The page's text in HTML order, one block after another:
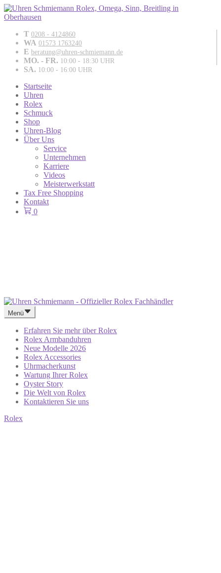
T 0208 - 4124860
WA 01573 1763240
E beratung@uhren-schmiemann.de
MO. - FR. 10:00 - 18:30 UHR
SA. 10:00 - 16:00 UHR
Startseite
Uhren
Rolex
Schmuck
Shop
Uhren-Blog
Über Uns
Service
Unternehmen
Karriere
Videos
Meisterwerkstatt
Tax Free Shopping
Kontakt
0
Menü
Erfahren Sie mehr über Rolex
Rolex Armbanduhren
Neue Modelle 2026
Rolex Accessories
Uhrmacherkunst
Wartung Ihrer Rolex
Oyster Story
Die Welt von Rolex
Kontaktieren Sie uns
Rolex